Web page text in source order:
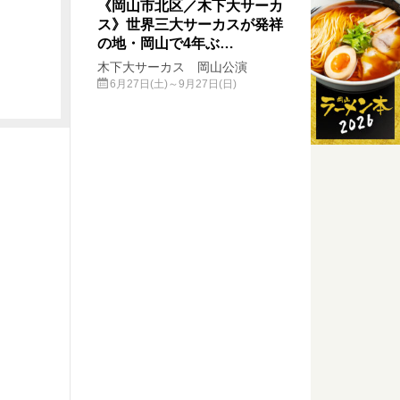
《岡山市北区／木下大サーカ
ス》世界三大サーカスが発祥
の地・岡山で4年ぶ…
木下大サーカス 岡山公演
6月27日(土)～9月27日(日)